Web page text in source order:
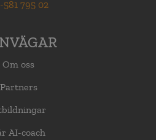
581 795 02
Om oss
Partners
AI-coach